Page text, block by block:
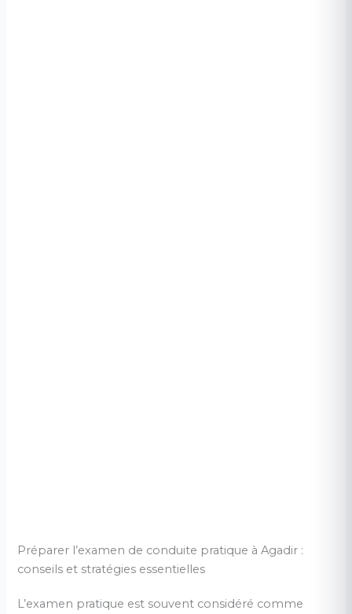
Préparer l’examen de conduite pratique à Agadir :
conseils et stratégies essentielles
L’examen pratique est souvent considéré comme